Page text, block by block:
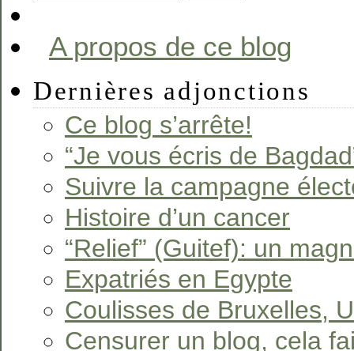
A propos de ce blog
Dernières adjonctions
Ce blog s’arrête!
“Je vous écris de
Suivre la campagne
Histoire d’un cancer
“Relief” (Guitef): un
Expatriés en Egypte
Coulisses de Bruxelles,
Censurer un blog, cela